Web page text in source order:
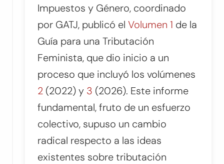
Impuestos y Género, coordinado
por GATJ, publicó el Volumen 1 de la
Guía para una Tributación
Feminista, que dio inicio a un
proceso que incluyó los volúmenes
2 (2022) y 3 (2026). Este informe
fundamental, fruto de un esfuerzo
colectivo, supuso un cambio
radical respecto a las ideas
existentes sobre tributación